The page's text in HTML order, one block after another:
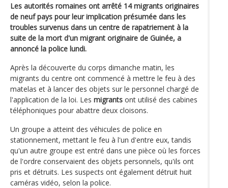
Les autorités romaines ont arrêté 14 migrants originaires
de neuf pays pour leur implication présumée dans les
troubles survenus dans un centre de rapatriement à la
suite de la mort d'un migrant originaire de Guinée, a
annoncé la police lundi.
Après la découverte du corps dimanche matin, les
migrants du centre ont commencé à mettre le feu à des
matelas et à lancer des objets sur le personnel chargé de
l'application de la loi. Les migrants ont utilisé des cabines
téléphoniques pour abattre deux cloisons.
Un groupe a atteint des véhicules de police en
stationnement, mettant le feu à l'un d'entre eux, tandis
qu'un autre groupe est entré dans une pièce où les forces
de l'ordre conservaient des objets personnels, qu'ils ont
pris et détruits. Les suspects ont également détruit huit
caméras vidéo, selon la police.